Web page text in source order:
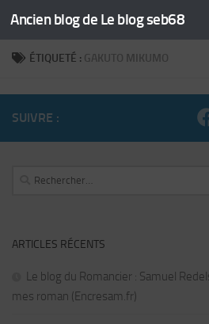
Skip to content
Ancien blog de Le blog seb68
ÉTIQUETÉ : GAKUTO MIKUMO
SUIVRE :
Rechercher :
ARTICLES RÉCENTS
Le blog du Romancier : Samuel
mes roman (Encresam.fr)